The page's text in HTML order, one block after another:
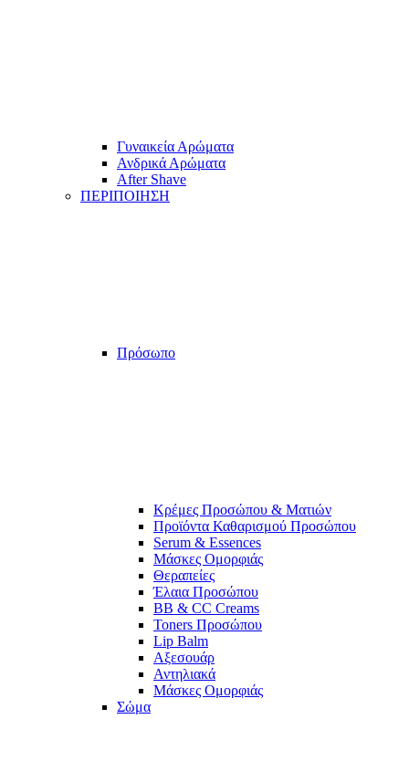
Γυναικεία Αρώματα
Ανδρικά Αρώματα
After Shave
ΠΕΡΙΠΟΙΗΣΗ
Πρόσωπο
Κρέμες Προσώπου & Ματιών
Προϊόντα Καθαρισμού Προσώπου
Serum & Essences
Μάσκες Ομορφιάς
Θεραπείες
Έλαια Προσώπου
BB & CC Creams
Toners Προσώπου
Lip Balm
Αξεσουάρ
Αντηλιακά
Μάσκες Ομορφιάς
Σώμα